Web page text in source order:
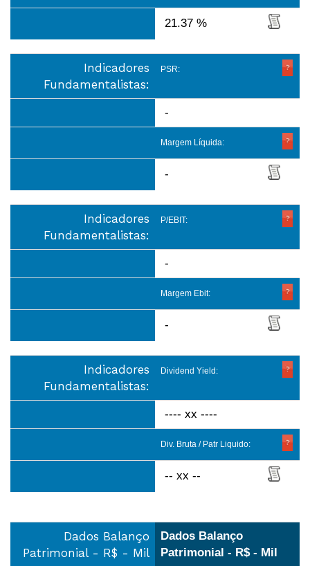
21.37 %
Indicadores
Fundamentalistas:
PSR:
-
Margem Líquida:
-
Indicadores
Fundamentalistas:
P/EBIT:
-
Margem Ebit:
-
Indicadores
Fundamentalistas:
Dividend Yield:
---- xx ----
Div. Bruta / Patr Liquido:
-- xx --
Dados Balanço
Patrimonial - R$ - Mil
Dados Balanço
Patrimonial - R$ - Mil